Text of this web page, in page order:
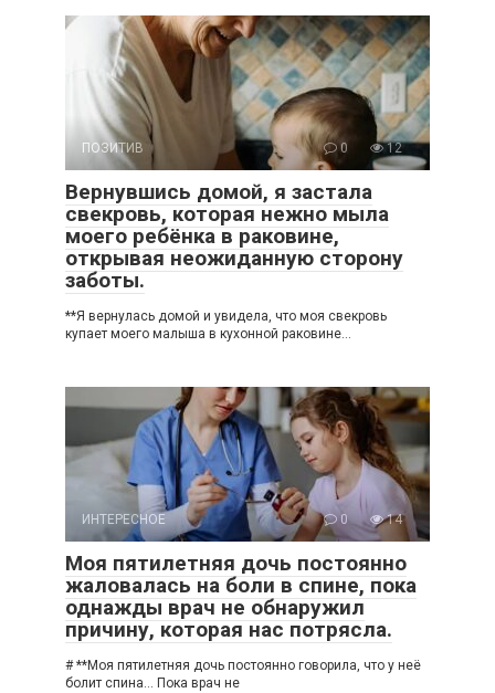
ПОЗИТИВ 0 12
Вернувшись домой, я застала
свекровь, которая нежно мыла
моего ребёнка в раковине,
открывая неожиданную сторону
заботы.
**Я вернулась домой и увидела, что моя свекровь
купает моего малыша в кухонной раковине…
ИНТЕРЕСНОЕ 0 14
Моя пятилетняя дочь постоянно
жаловалась на боли в спине, пока
однажды врач не обнаружил
причину, которая нас потрясла.
# **Моя пятилетняя дочь постоянно говорила, что у неё
болит спина… Пока врач не